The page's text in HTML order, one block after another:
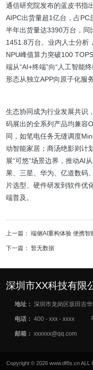
通信研究院发布的蓝皮书指
AIPC出货量超1亿台，占PC
半年出货量达3390万台，同
1451.8万台。业内人士分析
NPU峰值算力突破100
端从“AI+终端”向“人工智能
形态从独立APP向原子化服务
生态协同成为行业发展共识
码展出的全系列产品均兼容
同，如笔电任务无缝调度
动智能家居；商汤绝影则计
展“可悠”场景边界，推动AI
果、三星、华为、亿道数码
片选型、硬件研发到软件优
端普及。
上一篇： 端侧AI重构体验 便携智
下一篇： 暂无数据
深圳市XX科技有限
地址： 深圳市龙岗区坂田吉
电话： 400 - xxx - xxxx
邮箱： xxxxxx@qq.com
Copyright © 2026 www.df8s.cn